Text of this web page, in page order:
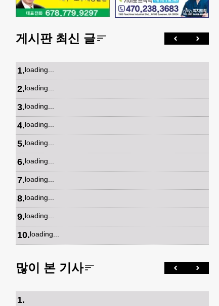
게시판 최신 글
1.loading...
2.loading...
3.loading...
4.loading...
5.loading...
6.loading...
7.loading...
8.loading...
9.loading...
10.loading...
많이 본 기사
1.